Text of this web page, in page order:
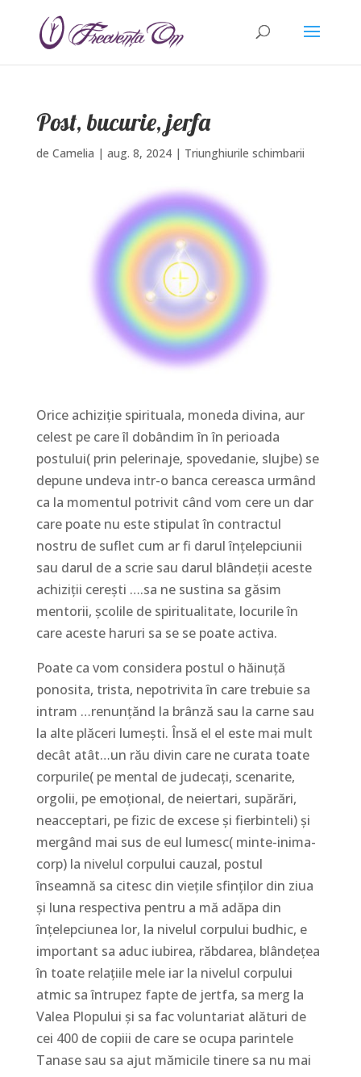
Post, bucurie, jerfa
de Camelia | aug. 8, 2024| Triunghiurile schimbarii
Orice achiziție spirituala, moneda divina, aur
celest pe care îl dobândim în în perioada
postului( prin pelerinaje, spovedanie, slujbe) se
depune undeva intr-o banca cereasca urmând
ca la momentul potrivit când vom cere un dar
care poate nu este stipulat în contractul
nostru de suflet cum ar fi darul înțelepciunii
sau darul de a scrie sau darul blândeții aceste
achiziții cerești ….sa ne sustina sa găsim
mentorii, școlile de spiritualitate, locurile în
care aceste haruri sa se se poate activa.
Poate ca vom considera postul o hăinuță
ponosita, trista, nepotrivita în care trebuie sa
intram …renunțănd la brânză sau la carne sau
la alte plăceri lumești. Însă el el este mai mult
decât atât…un rău divin care ne curata toate
corpurile( pe mental de judecați, scenarite,
orgolii, pe emoțional, de neiertari, supărări,
neacceptari, pe fizic de excese și fierbinteli) și
mergând mai sus de eul lumesc( minte-inima-
corp) la nivelul corpului cauzal, postul
înseamnă sa citesc din viețile sfinților din ziua
și luna respectiva pentru a mă adăpa din
înțelepciunea lor, la nivelul corpului budhic, e
important sa aduc iubirea, răbdarea, blândețea
în toate relațiile mele iar la nivelul corpului
atmic sa întrupez fapte de jertfa, sa merg la
Valea Plopului și sa fac voluntariat alături de
cei 400 de copiii de care se ocupa parintele
Tanase sau sa ajut mămicile tinere sa nu mai